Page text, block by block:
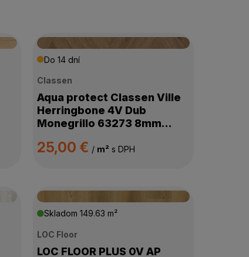
Do 14 dní
Classen
Aqua protect Classen Ville
Herringbone 4V Dub
Monegrillo 63273 8mm
25,00 € / m² s DPH
Skladom 149.63 m²
LOC Floor
LOC FLOOR PLUS 0V AP